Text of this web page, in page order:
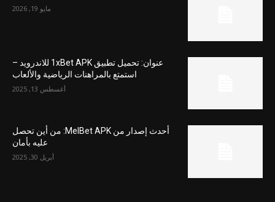
مايو 19, 2026
عنوان: تحميل تطبيق 1xBet APK للاندرويد –
استمتع بالمراهنات الرياضية والألعاب
أغسطس 13, 2025
أحدث إصدار من MelBet APK: من أين تحصل
عليه بأمان
أبريل 30, 2025